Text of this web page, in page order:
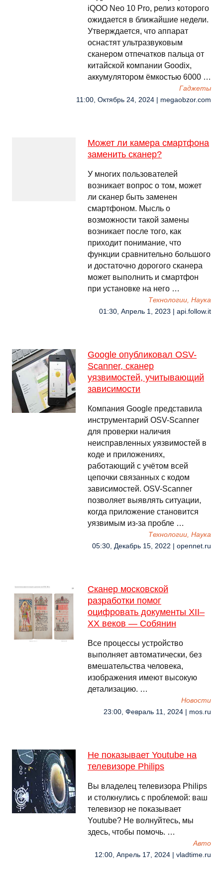
iQOO Neo 10 Pro, релиз которого
ожидается в ближайшие недели.
Утверждается, что аппарат
оснастят ультразвуковым
сканером отпечатков пальца от
китайской компании Goodix,
аккумулятором ёмкостью 6000 …
Гаджеты
11:00, Октябрь 24, 2024 | megaobzor.com
Может ли камера смартфона
заменить сканер?
У многих пользователей
возникает вопрос о том, может
ли сканер быть заменен
смартфоном. Мысль о
возможности такой замены
возникает после того, как
приходит понимание, что
функции сравнительно большого
и достаточно дорогого сканера
может выполнить и смартфон
при установке на него …
Технологии, Наука
01:30, Апрель 1, 2023 | api.follow.it
Google опубликовал OSV-
Scanner, сканер
уязвимостей, учитывающий
зависимости
Компания Google представила
инструментарий OSV-Scanner
для проверки наличия
неисправленных уязвимостей в
коде и приложениях,
работающий с учётом всей
цепочки связанных с кодом
зависимостей. OSV-Scanner
позволяет выявлять ситуации,
когда приложение становится
уязвимым из-за пробле …
Технологии, Наука
05:30, Декабрь 15, 2022 | opennet.ru
Сканер московской
разработки помог
оцифровать документы XII–
XX веков — Собянин
Все процессы устройство
выполняет автоматически, без
вмешательства человека,
изображения имеют высокую
детализацию. …
Новости
23:00, Февраль 11, 2024 | mos.ru
Не показывает Youtube на
телевизоре Philips
Вы владелец телевизора Philips
и столкнулись с проблемой: ваш
телевизор не показывает
Youtube? Не волнуйтесь, мы
здесь, чтобы помочь. …
Авто
12:00, Апрель 17, 2024 | vladtime.ru